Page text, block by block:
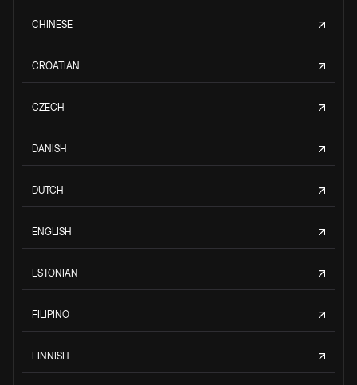
CHINESE
CROATIAN
CZECH
DANISH
DUTCH
ENGLISH
ESTONIAN
FILIPINO
FINNISH